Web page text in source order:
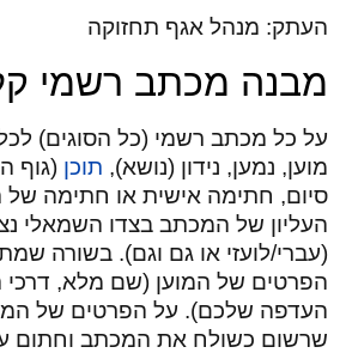
העתק: מנהל אגף תחזוקה
מבנה מכתב רשמי
על כל מכתב רשמי (כל הסוגים)
מוען, נמען, נידון (נושא), תוכן (גוף
סיום, חתימה אישית או חתימה של
העליון של המכתב בצדו השמאלי
(עברי/לועזי או גם וגם). בשורה
הפרטים של המוען (שם מלא, דרכי
העדפה שלכם). על הפרטים של
שרשום כשולח את המכתב וחתום